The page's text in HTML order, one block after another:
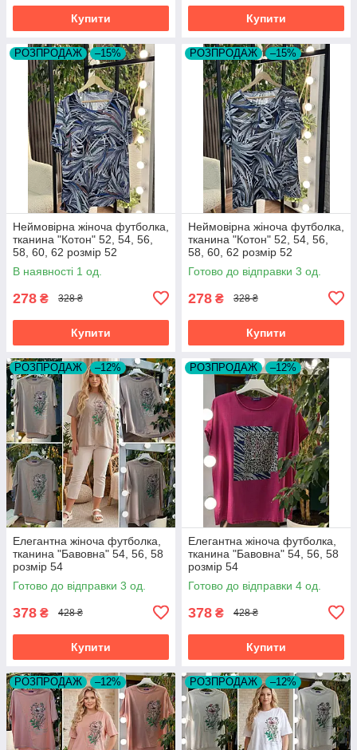
Купити Купити
РОЗПРОДАЖ –15%
Неймовірна жіноча футболка,
тканина "Котон" 52, 54, 56,
58, 60, 62 розмір 52
В наявності 1 од.
278 ₴ 328 ₴
Купити
РОЗПРОДАЖ –15%
Неймовірна жіноча футболка,
тканина "Котон" 52, 54, 56,
58, 60, 62 розмір 52
Готово до відправки 3 од.
278 ₴ 328 ₴
Купити
РОЗПРОДАЖ –12%
Елегантна жіноча футболка,
тканина "Бавовна" 54, 56, 58
розмір 54
Готово до відправки 3 од.
378 ₴ 428 ₴
Купити
РОЗПРОДАЖ –12%
Елегантна жіноча футболка,
тканина "Бавовна" 54, 56, 58
розмір 54
Готово до відправки 4 од.
378 ₴ 428 ₴
Купити
РОЗПРОДАЖ –12% РОЗПРОДАЖ –12%